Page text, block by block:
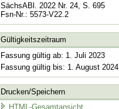
SächsABl. 2022 Nr. 24, S. 695
Fsn-Nr.: 5573-V22.2
Gültigkeitszeitraum
Fassung gültig ab: 1. Juli 2023
Fassung gültig bis: 1. August 2024
Drucken/Speichern
HTML-Gesamtansicht